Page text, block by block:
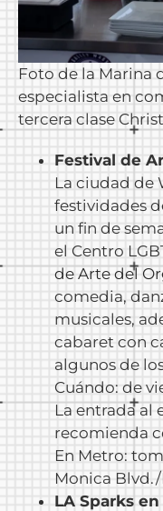
Foto de la Marina
especialista en
tercera clase
Festival de
La ciudad de
festividades
un fin de
el Centro
de Arte del
comedia,
musicales,
cabaret con
algunos de
Cuándo: de
La entrada al
recomienda
En Metro:
Monica
LA Sparks